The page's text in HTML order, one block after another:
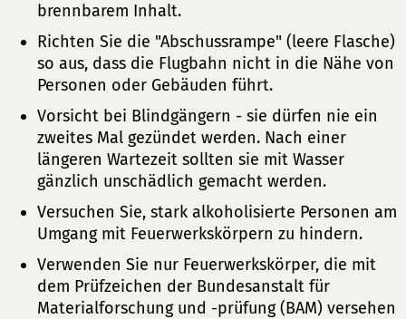
brennbarem Inhalt.
Richten Sie die "Abschussrampe" (leere Flasche)
so aus, dass die Flugbahn nicht in die Nähe von
Personen oder Gebäuden führt.
Vorsicht bei Blindgängern - sie dürfen nie ein
zweites Mal gezündet werden. Nach einer
längeren Wartezeit sollten sie mit Wasser
gänzlich unschädlich gemacht werden.
Versuchen Sie, stark alkoholisierte Personen am
Umgang mit Feuerwerkskörpern zu hindern.
Verwenden Sie nur Feuerwerkskörper, die mit
dem Prüfzeichen der Bundesanstalt für
Materialforschung und -prüfung (BAM) versehen